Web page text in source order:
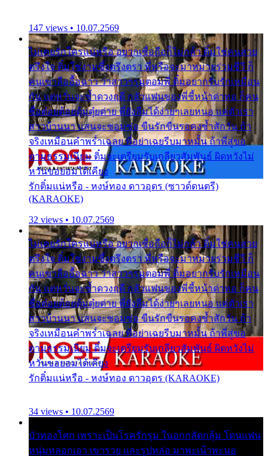
147 views • 10.07.2569
ไม่เคยรักใครแน่หรือ อยากเชื่อถือก็ไม่กล้า ติ๋มใช่คนสวย
ตรึงใจ ติ๋มใช่งามซึ้งตรึงตรา พี่หรือจะมาหมายร่วมชีวี ก็
คนเขาลืออื้อฉาว ว่าสาวๆรุมตอมพี่ ติ๋มอยากรับรักเหมือน
กัน แต่หวั่นจะช้ำดวงฤดี กลัวแฟนของพี่ชี้หน้าด่าทอ ก็คน
ชื่อต๋อยต้อยตุ้มตุ๋ยต่าย พี่ยังลืมได้ง่ายๆเลยหนอ แค่ตัวเรา
สาวบ้านนา แสนจะซอมซ่อ ขืนรักขืนรอคงช้ำสักวัน ถ้า
จริงเหมือนคำพร่ำเฉลย พี่อย่าเฉยรีบมาหมั้น ถ้าพี่สู่ขอ
ตามธรรมเนียม ติ๋มจะเตรียมรับเกลียวสัมพันธ์ ผิดหวังไม่
หวั่นขอยอมได้เคียง
รักติ๋มแน่หรือ - หงษ์ทอง ดาวอุดร (ซาวด์ดนตรี)
(KARAOKE)
32 views • 10.07.2569
ไม่เคยรักใครแน่หรือ อยากเชื่อถือก็ไม่กล้า ติ๋มใช่คนสวย
ตรึงใจ ติ๋มใช่งามซึ้งตรึงตรา พี่หรือจะมาหมายร่วมชีวี ก็
คนเขาลืออื้อฉาว ว่าสาวๆรุมตอมพี่ ติ๋มอยากรับรักเหมือน
กัน แต่หวั่นจะช้ำดวงฤดี กลัวแฟนของพี่ชี้หน้าด่าทอ ก็คน
ชื่อต๋อยต้อยตุ้มตุ๋ยต่าย พี่ยังลืมได้ง่ายๆเลยหนอ แค่ตัวเรา
สาวบ้านนา แสนจะซอมซ่อ ขืนรักขืนรอคงช้ำสักวัน ถ้า
จริงเหมือนคำพร่ำเฉลย พี่อย่าเฉยรีบมาหมั้น ถ้าพี่สู่ขอ
ตามธรรมเนียม ติ๋มจะเตรียมรับเกลียวสัมพันธ์ ผิดหวังไม่
หวั่นขอยอมได้เคียง
รักติ๋มแน่หรือ - หงษ์ทอง ดาวอุดร (KARAOKE)
34 views • 10.07.2569
บัวทองโศก เพราะเป็นโรครักรุม ในอกกลัดกลุ้ม โดนแฟน
หนุ่มหลอกเอา เขารวย และรูปหล่อ มาพะเน้าพะนอ